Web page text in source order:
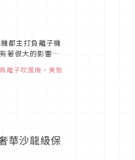
都主打負離子機
著很大的影響，
負離子吹風機 、 美髮
華沙龍級保